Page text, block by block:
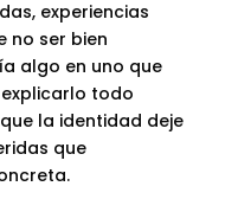
experiencias
no ser bien
algo en uno que
todo
la identidad deje
que